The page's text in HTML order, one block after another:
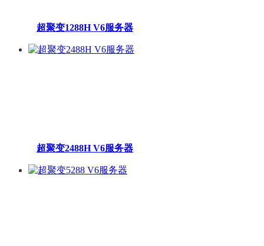
超聚变1288H V6服务器
超聚变2488H V6服务器